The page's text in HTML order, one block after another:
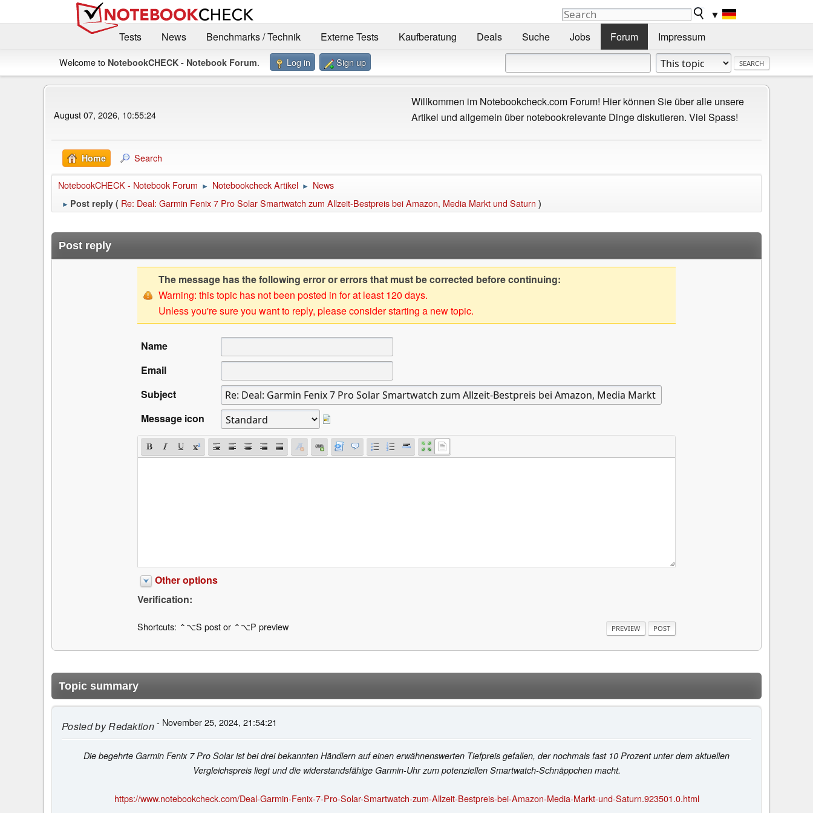
▼
Tests
News Benchmarks / Technik Externe Tests Kaufberatung Deals Suche Jobs Forum Impressum
Welcome to NotebookCHECK - Notebook Forum. Log in Sign up
August 07, 2026, 10:55:24
Willkommen im Notebookcheck.com Forum! Hier können Sie über alle unsere
Artikel und allgemein über notebookrelevante Dinge diskutieren. Viel Spass!
Home Search
NotebookCHECK - Notebook Forum ► Notebookcheck Artikel ► News
► Post reply ( Re: Deal: Garmin Fenix 7 Pro Solar Smartwatch zum Allzeit-Bestpreis bei Amazon, Media Markt und Saturn )
Post reply
The message has the following error or errors that must be corrected before continuing:
Warning: this topic has not been posted in for at least 120 days.
Unless you're sure you want to reply, please consider starting a new topic.
Name
Email
Subject
Message icon
Other options
Verification:
Shortcuts: ⌃⌥S post or ⌃⌥P preview
Topic summary
Posted byRedaktion- November 25, 2024, 21:54:21
Die begehrte Garmin Fenix 7 Pro Solar ist bei drei bekannten Händlern auf einen erwähnenswerten Tiefpreis gefallen, der nochmals fast 10 Prozent unter dem aktuellen
Vergleichspreis liegt und die widerstandsfähige Garmin-Uhr zum potenziellen Smartwatch-Schnäppchen macht.
https://www.notebookcheck.com/Deal-Garmin-Fenix-7-Pro-Solar-Smartwatch-zum-Allzeit-Bestpreis-bei-Amazon-Media-Markt-und-Saturn.923501.0.html